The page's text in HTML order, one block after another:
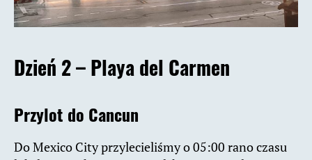
Dzień 2 – Playa del Carmen
Przylot do Cancun
Do Mexico City przylecieliśmy o 05:00 rano czasu